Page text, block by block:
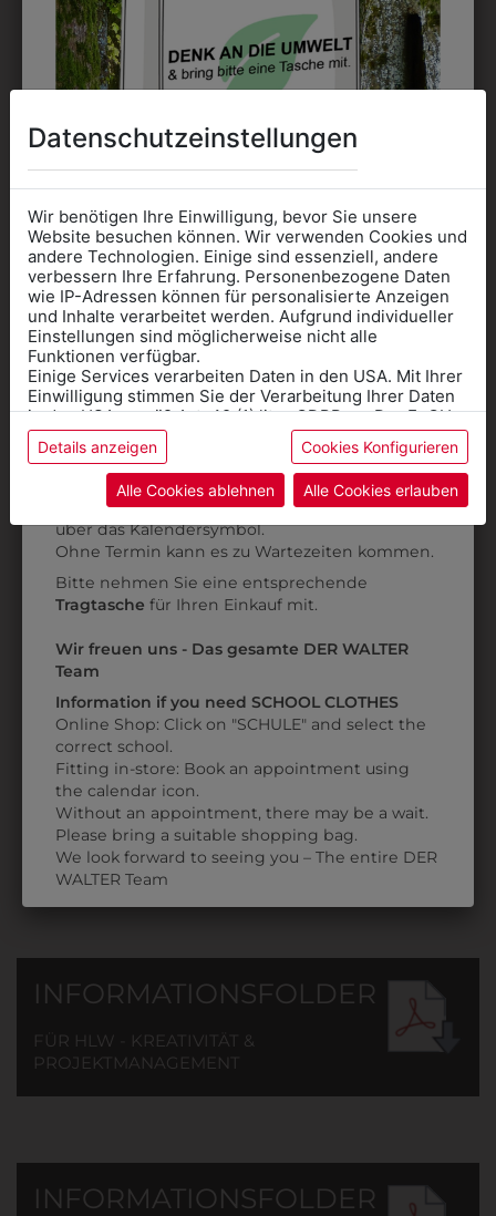
GESCHIRRTUCH
BLAU
€ 2,00
SOCKEN 3ER PACK
€ 9,90
31805PIELA001
PANTOFFEL PIEL-A
€ 40,90
TEXTILMARKER 1,0
MM
€ 2,90
INFORMATIONSFOLDER
FÜR HLW - KREATIVITÄT &
PROJEKTMANAGEMENT
INFORMATIONSFOLDER
Datenschutzeinstellungen
Wir benötigen Ihre Einwilligung, bevor Sie unsere
Website besuchen können. Wir verwenden Cookies und
andere Technologien. Einige sind essenziell, andere
verbessern Ihre Erfahrung. Personenbezogene Daten
wie IP-Adressen können für personalisierte Anzeigen
und Inhalte verarbeitet werden. Aufgrund individueller
Einstellungen sind möglicherweise nicht alle
Funktionen verfügbar.
Einige Services verarbeiten Daten in den USA. Mit Ihrer
Einwilligung stimmen Sie der Verarbeitung Ihrer Daten
in den USA gemäß Art. 49 (1) lit. a GDPR zu. Der EuGH
stuft die USA als Land mit unzureichendem Datenschutz
ein, und es besteht das Risiko, dass US-Behörden
Daten ohne Klagemöglichkeit für Europäer überwachen.
Datenschutzerklärungbzw. im
Details anzeigen Cookies Konfigurieren
Alle Cookies ablehnen Alle Cookies erlauben
Informationen wenn Sie
Kleidung
für die SCHULE
benötigen
Online Shop: Klick auf SCHULE in der
Kategorie und die richtige Schule auswählen.
AnprobeVorort im Geschäft: Termin buchen
über das Kalendersymbol.
Ohne Termin kann es zu Wartezeiten kommen.
Bitte nehmen Sie eine entsprechende
Tragtasche für Ihren Einkauf mit.
Wir freuen uns - Das gesamte DER WALTER
Team
Information if you need SCHOOL CLOTHES
Online Shop: Click on "SCHULE" and select the
correct school.
Fitting in-store: Book an appointment using
the calendar icon.
Without an appointment, there may be a wait.
Please bring a suitable shopping bag.
We look forward to seeing you – The entire DER
WALTER Team